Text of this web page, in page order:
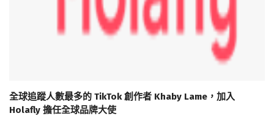
全球追蹤人數最多的 TikTok 創作者 Khaby Lame，加入
Holafly 擔任全球品牌大使